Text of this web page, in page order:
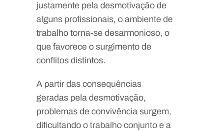
justamente pela desmotivação de
alguns profissionais, o ambiente de
trabalho torna-se desarmonioso, o
que favorece o surgimento de
conflitos distintos.
A partir das consequências
geradas pela desmotivação,
problemas de convivência surgem,
dificultando o trabalho conjunto e a